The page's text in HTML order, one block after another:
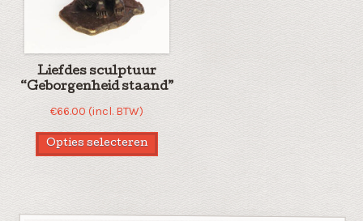
Liefdes sculptuur
“Geborgenheid staand”
€66.00 (incl. BTW)
Opties selecteren